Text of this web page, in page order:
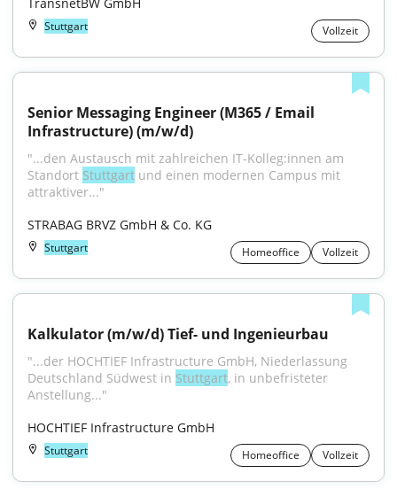
Stuttgart Vollzeit
Senior Messaging Engineer (M365 / Email
Infrastructure) (m/w/d)
"...den Austausch mit zahlreichen IT-Kolleg:innen am
Standort Stuttgart und einen modernen Campus mit
attraktiver..."
STRABAG BRVZ GmbH & Co. KG
Stuttgart Homeoffice Vollzeit
Kalkulator (m/w/d) Tief- und Ingenieurbau
"...der HOCHTIEF Infrastructure GmbH, Niederlassung
Deutschland Südwest in Stuttgart, in unbefristeter
Anstellung..."
HOCHTIEF Infrastructure GmbH
Stuttgart Homeoffice Vollzeit